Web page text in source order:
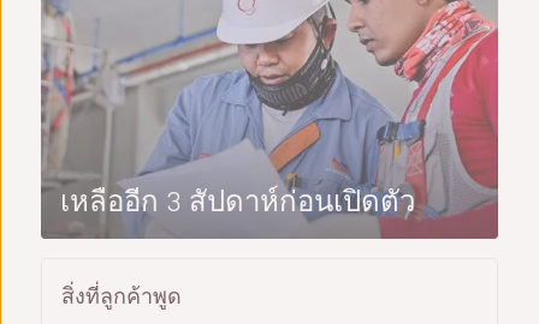
เหลืออีก 3 สัปดาห์ก่อนเปิดตัว
สิ่งที่ลูกค้าพูด